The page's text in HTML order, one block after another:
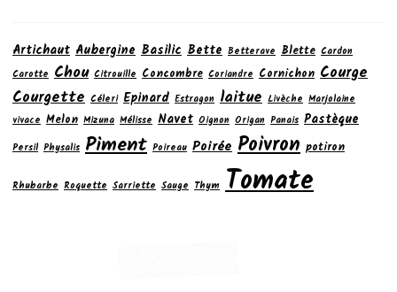
Artichaut Aubergine Basilic Bette Betterave Blette Cardon
Carotte Chou Citrouille Concombre Coriandre Cornichon Courge
Courgette Céleri Epinard Estragon laitue Livèche Marjolaine
vivace Melon Mizuna Mélisse Navet Oignon Origan Panais Pastèque
Persil Physalis Piment Poireau Poirée Poivron potiron
Rhubarbe Roquette Sarriette Sauge Thym Tomate